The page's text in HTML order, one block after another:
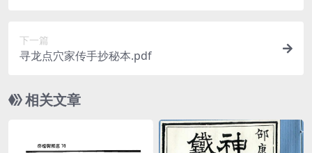
下一篇
寻龙点穴家传手抄秘本.pdf
相关文章